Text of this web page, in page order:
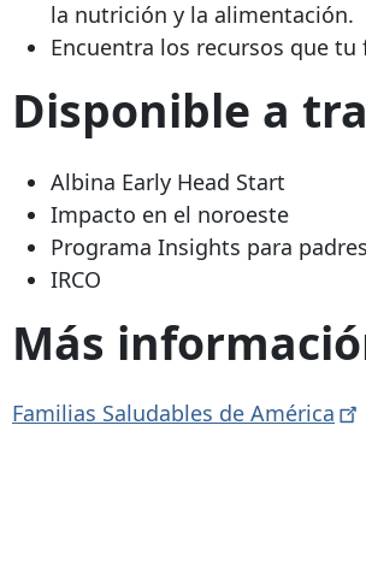
la nutrición y la alimentación.
Encuentra los recursos que
Disponible a
Albina Early Head Start
Impacto en el noroeste
Programa Insights para
IRCO
Más
Familias Saludables de América